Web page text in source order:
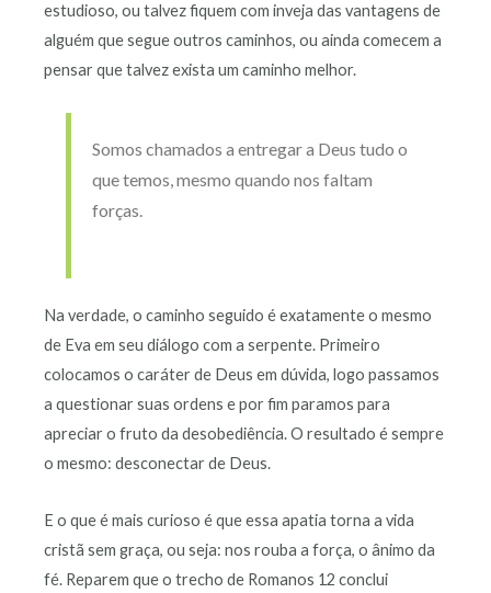
estudioso, ou talvez fiquem com inveja das vantagens de
alguém que segue outros caminhos, ou ainda comecem a
pensar que talvez exista um caminho melhor.
Somos chamados a entregar a Deus tudo o
que temos, mesmo quando nos faltam
forças.
Na verdade, o caminho seguido é exatamente o mesmo
de Eva em seu diálogo com a serpente. Primeiro
colocamos o caráter de Deus em dúvida, logo passamos
a questionar suas ordens e por fim paramos para
apreciar o fruto da desobediência. O resultado é sempre
o mesmo: desconectar de Deus.
E o que é mais curioso é que essa apatia torna a vida
cristã sem graça, ou seja: nos rouba a força, o ânimo da
fé. Reparem que o trecho de Romanos 12 conclui